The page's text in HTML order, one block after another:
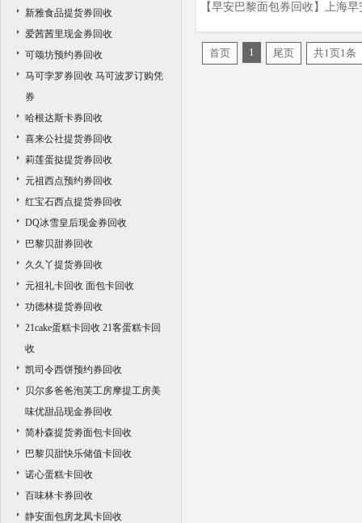
新雅食品提货券回收
爱茜茜里现金券回收
可颂坊预约券回收
马可孛罗券回收 马可波罗订购凭
券
哈根达斯卡券回收
喜来公社提货券回收
莉莲蛋挞提货券回收
元祖西点预约券回收
红宝石西点提货券回收
DQ冰雪皇后现金券回收
巴黎贝甜券回收
久久丫提货券回收
元祖礼卡回收 面包卡回收
功德林提货券回收
21cake蛋糕卡回收 21客蛋糕卡回
收
凯司令西饼预约券回收
贝尔多爸爸泡芙工房摩提工房美
味优甜品现金券回收
简朴森提货劵面包卡回收
巴黎贝甜快乐储值卡回收
诺心蛋糕卡回收
百味林卡券回收
静安面包房龙凤卡回收
【早安巴黎面包券回收】上海早
首页 1 尾页 共1页1条